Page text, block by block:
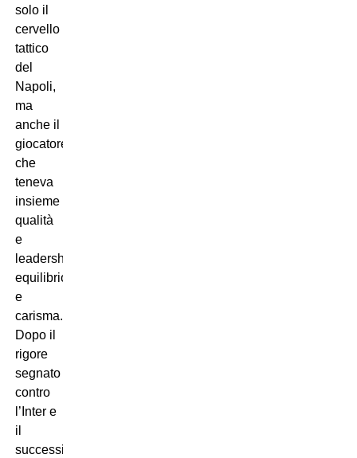
solo il
cervello
tattico
del
Napoli,
ma
anche il
giocatore
che
teneva
insieme
qualità
e
leadership,
equilibrio
e
carisma.
Dopo il
rigore
segnato
contro
l’Inter e
il
successivo